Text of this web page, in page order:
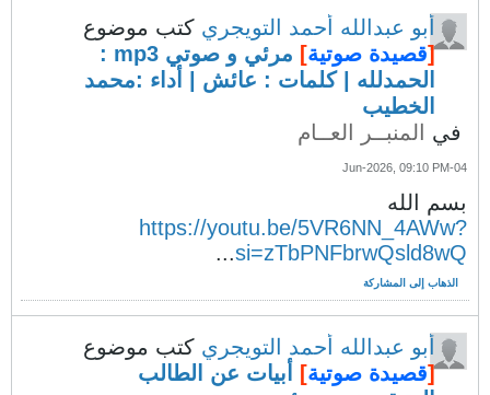
أبو عبدالله أحمد التويجري كتب موضوع
[قصيدة صوتية]
مرئي و صوتي mp3 :
الحمدلله | كلمات : عائش | أداء :محمد
الخطيب
في
المنبــر العــام
04-Jun-2026, 09:10 PM
بسم الله
https://youtu.be/5VR6NN_4AWw?
si=zTbPNFbrwQsld8wQ
...
الذهاب إلى المشاركة
أبو عبدالله أحمد التويجري كتب موضوع
[قصيدة صوتية]
أبيات عن الطالب